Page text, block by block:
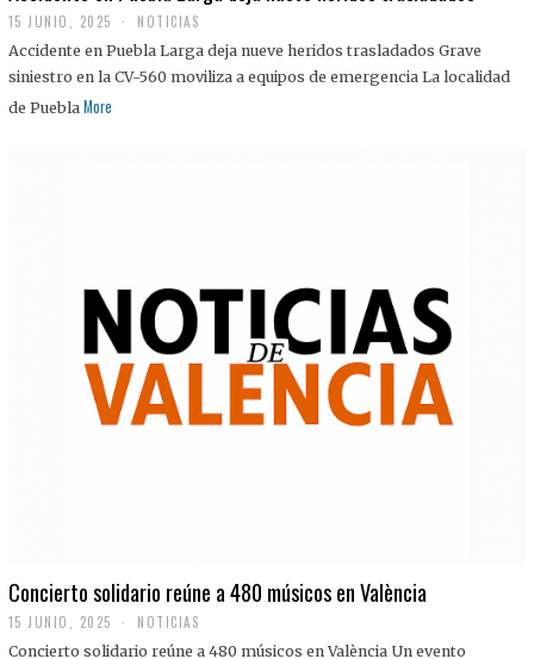
15 JUNIO, 2025 NOTICIAS
Accidente en Puebla Larga deja nueve heridos trasladados Grave
siniestro en la CV-560 moviliza a equipos de emergencia La localidad
de Puebla More
Concierto solidario reúne a 480 músicos en València
15 JUNIO, 2025 NOTICIAS
Concierto solidario reúne a 480 músicos en València Un evento